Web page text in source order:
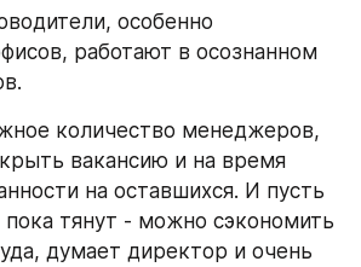
особенно
работают в осознанном
количество менеджеров,
вакансию и на время
на оставшихся. И пусть
пока тянут - можно сэкономить
думает директор и очень